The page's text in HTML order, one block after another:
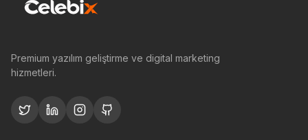
Premium yazılım geliştirme ve digital marketing
hizmetleri.